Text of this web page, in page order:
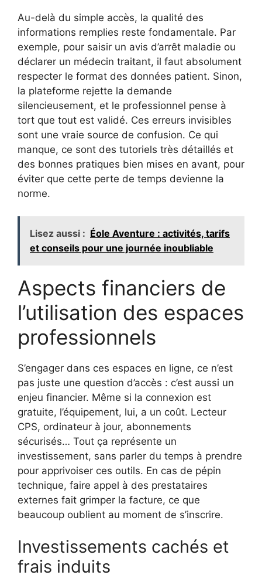
Au-delà du simple accès, la qualité des
informations remplies reste fondamentale. Par
exemple, pour saisir un avis d’arrêt maladie ou
déclarer un médecin traitant, il faut absolument
respecter le format des données patient. Sinon,
la plateforme rejette la demande
silencieusement, et le professionnel pense à
tort que tout est validé. Ces erreurs invisibles
sont une vraie source de confusion. Ce qui
manque, ce sont des tutoriels très détaillés et
des bonnes pratiques bien mises en avant, pour
éviter que cette perte de temps devienne la
norme.
Lisez aussi : Éole Aventure : activités, tarifs
et conseils pour une journée inoubliable
Aspects financiers de
l’utilisation des espaces
professionnels
S’engager dans ces espaces en ligne, ce n’est
pas juste une question d’accès : c’est aussi un
enjeu financier. Même si la connexion est
gratuite, l’équipement, lui, a un coût. Lecteur
CPS, ordinateur à jour, abonnements
sécurisés… Tout ça représente un
investissement, sans parler du temps à prendre
pour apprivoiser ces outils. En cas de pépin
technique, faire appel à des prestataires
externes fait grimper la facture, ce que
beaucoup oublient au moment de s’inscrire.
Investissements cachés et
frais induits